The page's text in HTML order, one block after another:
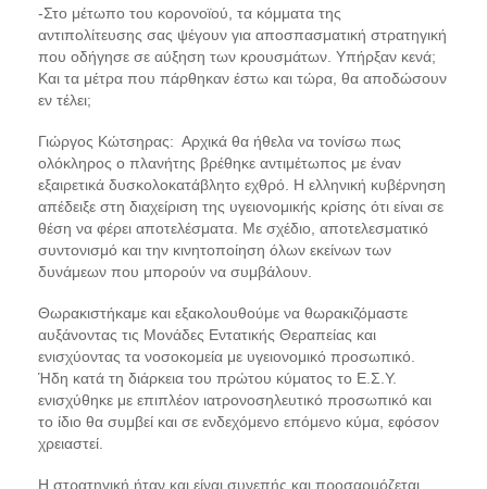
-Στο μέτωπο του κορονοϊού, τα κόμματα της
αντιπολίτευσης σας ψέγουν για αποσπασματική στρατηγική
που οδήγησε σε αύξηση των κρουσμάτων. Υπήρξαν κενά;
Και τα μέτρα που πάρθηκαν έστω και τώρα, θα αποδώσουν
εν τέλει;
Γιώργος Κώτσηρας: Αρχικά θα ήθελα να τονίσω πως
ολόκληρος ο πλανήτης βρέθηκε αντιμέτωπος με έναν
εξαιρετικά δυσκολοκατάβλητο εχθρό. Η ελληνική κυβέρνηση
απέδειξε στη διαχείριση της υγειονομικής κρίσης ότι είναι σε
θέση να φέρει αποτελέσματα. Με σχέδιο, αποτελεσματικό
συντονισμό και την κινητοποίηση όλων εκείνων των
δυνάμεων που μπορούν να συμβάλουν.
Θωρακιστήκαμε και εξακολουθούμε να θωρακιζόμαστε
αυξάνοντας τις Μονάδες Εντατικής Θεραπείας και
ενισχύοντας τα νοσοκομεία με υγειονομικό προσωπικό.
Ήδη κατά τη διάρκεια του πρώτου κύματος το Ε.Σ.Υ.
ενισχύθηκε με επιπλέον ιατρονοσηλευτικό προσωπικό και
το ίδιο θα συμβεί και σε ενδεχόμενο επόμενο κύμα, εφόσον
χρειαστεί.
Η στρατηγική ήταν και είναι συνεπής και προσαρμόζεται